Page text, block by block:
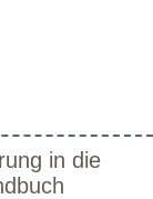
in die